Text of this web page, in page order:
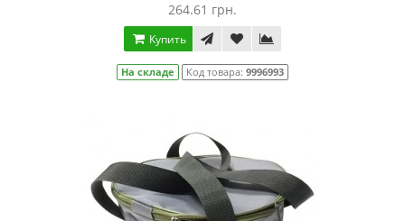
264.61 грн.
Купить
На складе Код товара: 9996993